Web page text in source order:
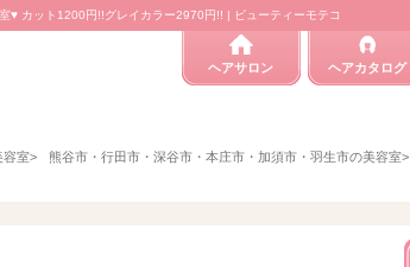
♥ カット1200円!!グレイカラー2970円!! | ビューティーモテコ
ヘアサロン ヘアカタログ
容室> 熊谷市・行田市・深谷市・本庄市・加須市・羽生市の美容室>